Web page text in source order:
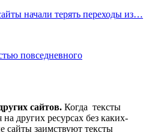
начали терять переходы из…
повседневного
сайтов. Когда тексты
других ресурсах без каких-
сайты заимствуют тексты